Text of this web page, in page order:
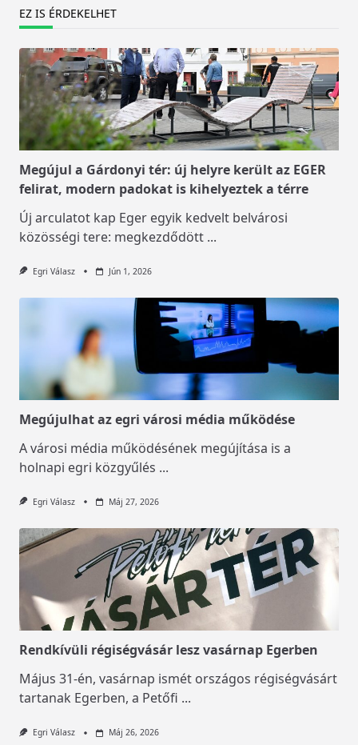
EZ IS ÉRDEKELHET
Megújul a Gárdonyi tér: új helyre került az EGER
felirat, modern padokat is kihelyeztek a térre
Új arculatot kap Eger egyik kedvelt belvárosi
közösségi tere: megkezdődött ...
Egri Válasz Jún 1, 2026
Megújulhat az egri városi média működése
A városi média működésének megújítása is a
holnapi egri közgyűlés ...
Egri Válasz Máj 27, 2026
Rendkívüli régiségvásár lesz vasárnap Egerben
Május 31-én, vasárnap ismét országos régiségvásárt
tartanak Egerben, a Petőfi ...
Egri Válasz Máj 26, 2026